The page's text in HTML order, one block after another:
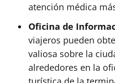
atención médica
Oficina de
viajeros pueden
valiosa sobre la
alrededores en la